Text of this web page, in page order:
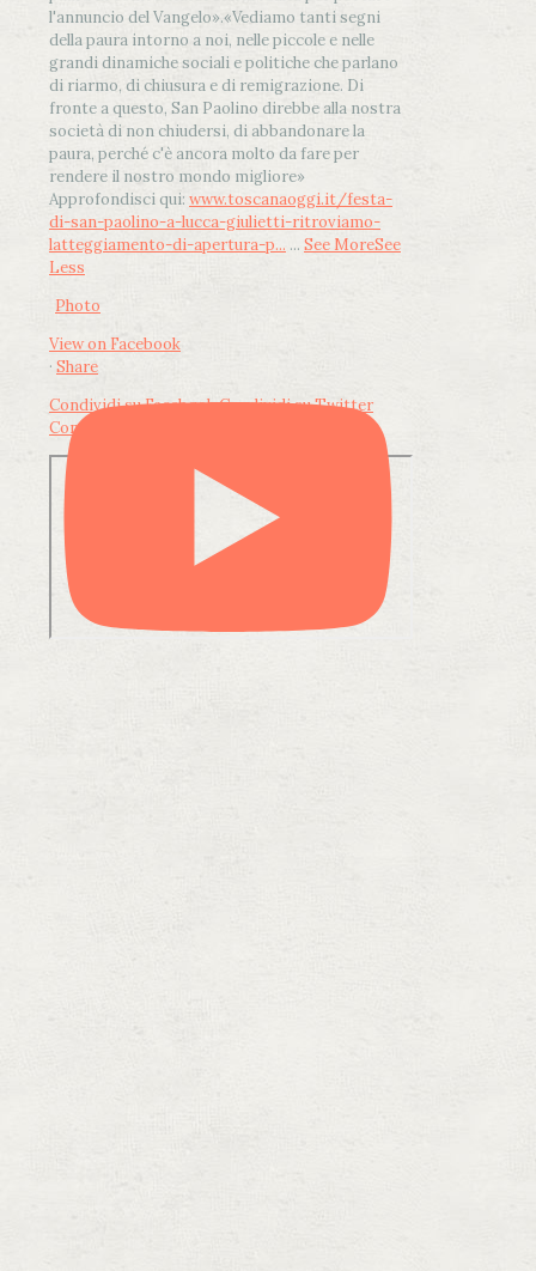
l'annuncio del Vangelo».«Vediamo tanti segni
della paura intorno a noi, nelle piccole e nelle
grandi dinamiche sociali e politiche che parlano
di riarmo, di chiusura e di remigrazione. Di
fronte a questo, San Paolino direbbe alla nostra
società di non chiudersi, di abbandonare la
paura, perché c'è ancora molto da fare per
rendere il nostro mondo migliore»
Approfondisci qui: www.toscanaoggi.it/festa-
di-san-paolino-a-lucca-giulietti-ritroviamo-
latteggiamento-di-apertura-p... ... See MoreSee
Less
Photo
View on Facebook
· Share
Condividi su FacebookCondividi su Twitter
Condividi su LinkedIn